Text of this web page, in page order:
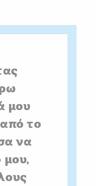
μου
το
να
μου,